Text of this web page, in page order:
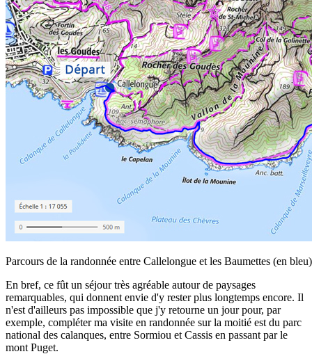
Parcours de la randonnée entre Callelongue et les Baumettes (en bleu)
En bref, ce fût un séjour très agréable autour de paysages
remarquables, qui donnent envie d'y rester plus longtemps encore. Il
n'est d'ailleurs pas impossible que j'y retourne un jour pour, par
exemple, compléter ma visite en randonnée sur la moitié est du parc
national des calanques, entre Sormiou et Cassis en passant par le
mont Puget.